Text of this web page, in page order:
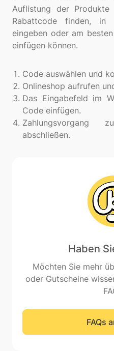
Auflistung der
Rabattcode finden,
eingeben oder am
einfügen können.
Code auswählen und
Onlineshop aufrufen
Das Eingabefeld im
Code einfügen.
Zahlungsvorgang
abschließen.
Haben
Möchten Sie mehr
oder Gutscheine
FAQs